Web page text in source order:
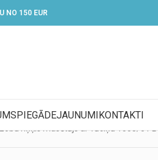
NO 150 EUR
PIEGĀDEJAUNUMIKONTAKTI